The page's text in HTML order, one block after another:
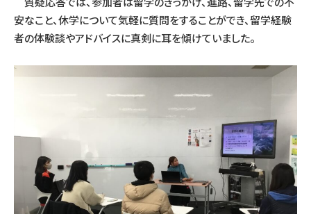
質疑応答では、参加者は留学のきっかけ、進路、留学先での不
安なこと、休学について気軽に質問をすることができ、留学経験
者の体験談やアドバイスに真剣に耳を傾けていました。